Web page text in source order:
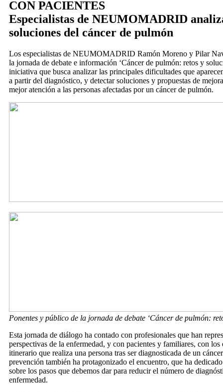
CON PACIENTES
Especialistas de NEUMOMADRID
soluciones del cáncer de pulmón
Los especialistas de NEUMOMADRID Ramón Moreno y Pilar
la jornada de debate e información ‘Cáncer de pulmón: retos y
iniciativa que busca analizar las principales dificultades que
a partir del diagnóstico, y detectar soluciones y propuestas de
mejor atención a las personas afectadas por un cáncer de pulmón.
Ponentes y público de la jornada de debate ‘Cáncer de pulmón:
Esta jornada de diálogo ha contado con profesionales que han
perspectivas de la enfermedad, y con pacientes y familiares, con los
itinerario que realiza una persona tras ser diagnosticada de un
prevención también ha protagonizado el encuentro, que ha
sobre los pasos que debemos dar para reducir el número de
enfermedad.